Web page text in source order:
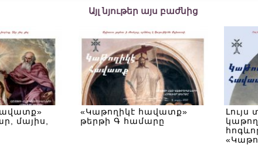
Այլ նյութեր այս բաժնից
մայիս,
«Կաթողիկէ հավատք»
թերթի Գ համարը
Լույս